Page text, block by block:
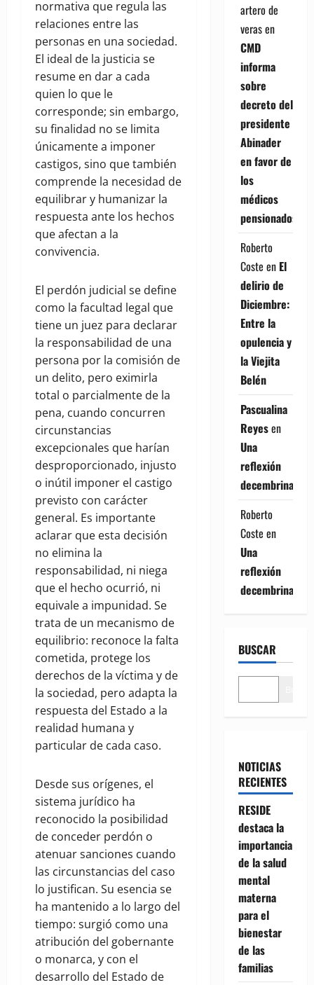
normativa que regula las
relaciones entre las
personas en una sociedad.
El ideal de la justicia se
resume en dar a cada
quien lo que le
corresponde; sin embargo,
su finalidad no se limita
únicamente a imponer
castigos, sino que también
comprende la necesidad de
equilibrar y humanizar la
respuesta ante los hechos
que afectan a la
convivencia.
El perdón judicial se define
como la facultad legal que
tiene un juez para declarar
la responsabilidad de una
persona por la comisión de
un delito, pero eximirla
total o parcialmente de la
pena, cuando concurren
circunstancias
excepcionales que harían
desproporcionado, injusto
o inútil imponer el castigo
previsto con carácter
general. Es importante
aclarar que esta decisión
no elimina la
responsabilidad, ni niega
que el hecho ocurrió, ni
equivale a impunidad. Se
trata de un mecanismo de
equilibrio: reconoce la falta
cometida, protege los
derechos de la víctima y de
la sociedad, pero adapta la
respuesta del Estado a la
realidad humana y
particular de cada caso.
Desde sus orígenes, el
sistema jurídico ha
reconocido la posibilidad
de conceder perdón o
atenuar sanciones cuando
las circunstancias del caso
lo justifican. Su esencia se
ha mantenido a lo largo del
tiempo: surgió como una
atribución del gobernante
o monarca, y con el
desarrollo del Estado de
artero de
verasen
CMD
informa
sobre
decreto del
presidente
Abinader
en favor de
los
médicos
pensionados
Roberto
Coste en El
delirio de
Diciembre:
Entre la
opulencia y
la Viejita
Belén
Pascualina
Reyesen
Una
reflexión
decembrina
Roberto
Coste en
Una
reflexión
decembrina
BUSCAR
NOTICIAS
RECIENTES
RESIDE
destaca la
importancia
de la salud
mental
materna
para el
bienestar
de las
familias